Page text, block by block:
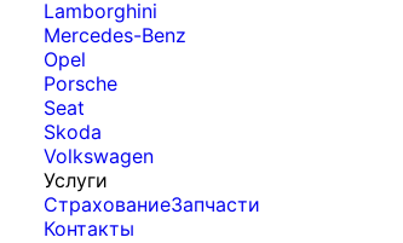
Lamborghini
Mercedes-Benz
Opel
Porsche
Seat
Skoda
Volkswagen
Услуги
СтрахованиеЗапчасти
Контакты